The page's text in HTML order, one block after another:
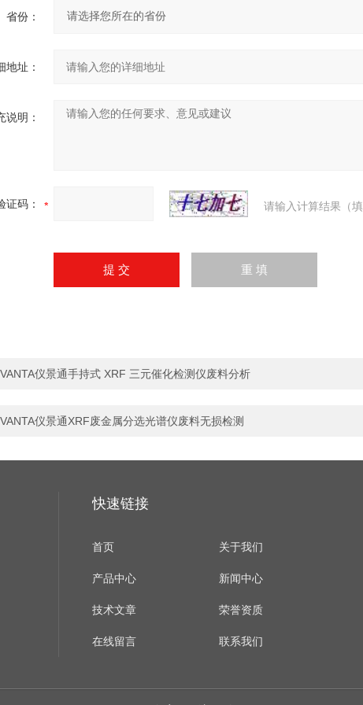
省份：
地址：
说明：
证码： 请输入计算结果（
VANTA仪景通手持式 XRF 三元催化检测仪废料分析
VANTA仪景通XRF废金属分选光谱仪废料无损检测
快速链接
首页 关于我们
产品中心 新闻中心
技术文章 荣誉资质
在线留言 联系我们